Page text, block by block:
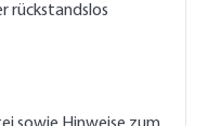
rückstandslos